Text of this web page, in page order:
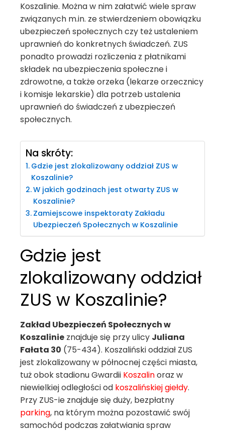
Koszalinie. Można w nim załatwić wiele spraw
związanych m.in. ze stwierdzeniem obowiązku
ubezpieczeń społecznych czy też ustaleniem
uprawnień do konkretnych świadczeń. ZUS
ponadto prowadzi rozliczenia z płatnikami
składek na ubezpieczenia społeczne i
zdrowotne, a także orzeka (lekarze orzecznicy
i komisje lekarskie) dla potrzeb ustalenia
uprawnień do świadczeń z ubezpieczeń
społecznych.
Na skróty:
Gdzie jest zlokalizowany oddział ZUS w
Koszalinie?
W jakich godzinach jest otwarty ZUS w
Koszalinie?
Zamiejscowe inspektoraty Zakładu
Ubezpieczeń Społecznych w Koszalinie
Gdzie jest
zlokalizowany oddział
ZUS w Koszalinie?
Zakład Ubezpieczeń Społecznych w
Koszalinie znajduje się przy ulicy Juliana
Fałata 30 (75-434). Koszaliński oddział ZUS
jest zlokalizowany w północnej części miasta,
tuż obok stadionu Gwardii Koszalinoraz w
niewielkiej odległości od koszalińskiej giełdy.
Przy ZUS-ie znajduje się duży, bezpłatny
parking, na którym można pozostawić swój
samochód podczas załatwiania spraw